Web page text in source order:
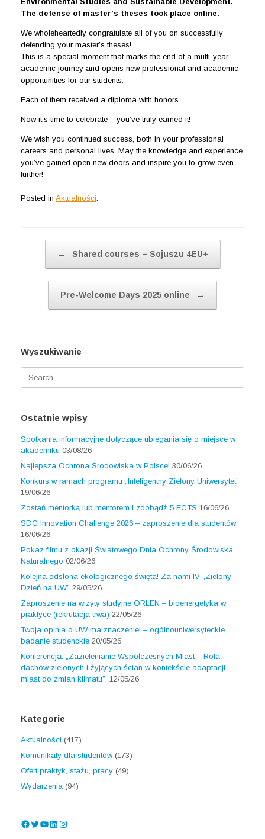
The defense of master’s theses took place online.
We wholeheartedly congratulate all of you on successfully
defending your master’s theses!
This is a special moment that marks the end of a multi-year
academic journey and opens new professional and academic
opportunities for our students.
Each of them received a diploma with honors.
Now it’s time to celebrate – you’ve truly earned it!
We wish you continued success, both in your professional
careers and personal lives. May the knowledge and experience
you’ve gained open new doors and inspire you to grow even
further!
Posted in Aktualności
← Shared courses – Sojuszu 4EU+
Pre-Welcome Days 2025 online →
Wyszukiwanie
Ostatnie wpisy
Spotkania informacyjne dotyczące ubiegania się o miejsce w
akademiku 03/08/26
Najlepsza Ochrona Środowiska w Polsce! 30/06/26
Konkurs w ramach programu „Inteligentny Zielony Uniwersytet”
19/06/26
Zostań mentorką lub mentorem i zdobądź 5 ECTS 16/06/26
SDG Innovation Challenge 2026 – zaproszenie dla studentów
16/06/26
Pokaz filmu z okazji Światowego Dnia Ochrony Środowiska
Naturalnego 02/06/26
Kolejna odsłona ekologicznego święta! Za nami IV „Zielony
Dzień na UW” 29/05/26
Zaproszenie na wizyty studyjne ORLEN – bioenergetyka w
praktyce (rekrutacja trwa) 22/05/26
Twoja opinia o UW ma znaczenie! – ogólnouniwersyteckie
badanie studenckie 20/05/26
Konferencja: „Zazielenianie Współczesnych Miast – Rola
dachów zielonych i żyjących ścian w kontekście adaptacji
miast do zmian klimatu”. 12/05/26
Kategorie
Aktualności (417)
Komunikaty dla studentów(173)
Ofert praktyk, stażu, pracy (49)
Wydarzenia (94)
Facebook
Twitter
YouTube
LinkedIn
Instagram